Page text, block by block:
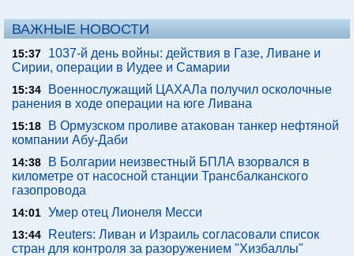
ВАЖНЫЕ НОВОСТИ
15:37
1037-й день войны: действия в Газе, Ливане и
Сирии, операции в Иудее и Самарии
15:34
Военнослужащий ЦАХАЛа получил осколочные
ранения в ходе операции на юге Ливана
15:18
В Ормузском проливе атакован танкер нефтяной
компании Абу-Даби
14:38
В Болгарии неизвестный БПЛА взорвался в
километре от насосной станции Трансбалканского
газопровода
14:01 Умер отец Лионеля Месси
13:44
Reuters: Ливан и Израиль согласовали список
стран для контроля за разоружением "Хизбаллы"